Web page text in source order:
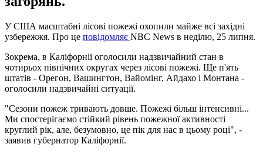
У США масштабні лісові пожежі охопили майже всі західні
узбережжя. Про це повідомляє NBC News в неділю, 25 липня.
Зокрема, в Каліфорнії оголосили надзвичайний стан в
чотирьох північних округах через лісові пожежі. Ще п'ять
штатів - Орегон, Вашингтон, Вайомінг, Айдахо і Монтана -
оголосили надзвичайні ситуації.
"Сезони пожеж тривають довше. Пожежі більш інтенсивні...
Ми спостерігаємо стійкий рівень пожежної активності
круглий рік, але, безумовно, це пік для нас в цьому році", -
заявив губернатор Каліфорнії.